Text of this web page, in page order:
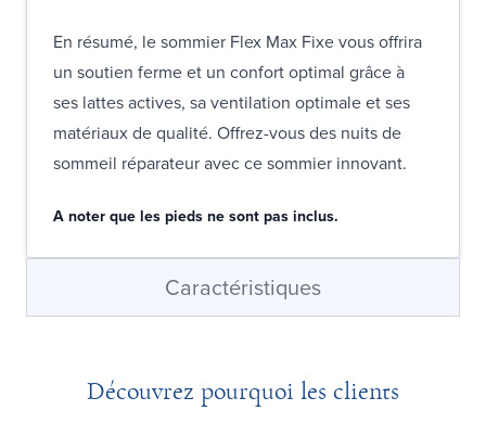
En résumé, le sommier Flex Max Fixe vous offrira
un soutien ferme et un confort optimal grâce à
ses lattes actives, sa ventilation optimale et ses
matériaux de qualité. Offrez-vous des nuits de
sommeil réparateur avec ce sommier innovant.
A noter que les pieds ne sont pas inclus.
Caractéristiques
Découvrez pourquoi les clients